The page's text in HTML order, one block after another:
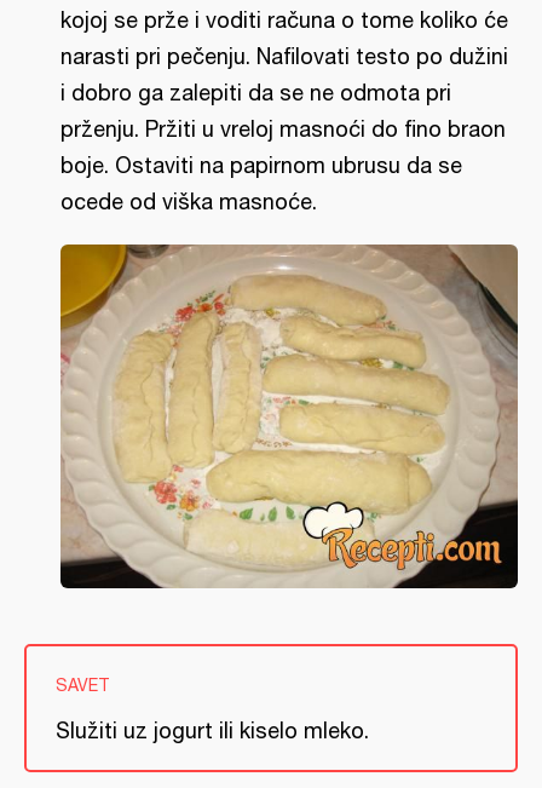
kojoj se prže i voditi računa o tome koliko će
narasti pri pečenju. Nafilovati testo po dužini
i dobro ga zalepiti da se ne odmota pri
prženju. Pržiti u vreloj masnoći do fino braon
boje. Ostaviti na papirnom ubrusu da se
ocede od viška masnoće.
SAVET
Služiti uz jogurt ili kiselo mleko.